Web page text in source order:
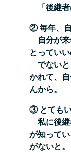
「後継
② 毎年、自
自分が
とっていい
でない
かれて、
んから。
③ とてもい
私に後
が知って
がないと。